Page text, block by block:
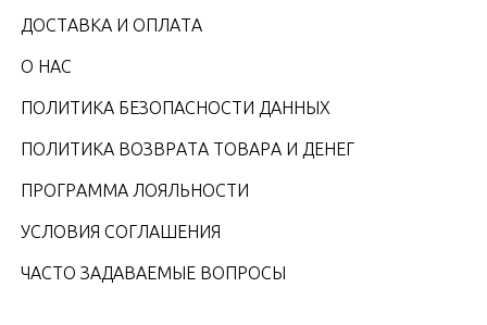
ДОСТАВКА И ОПЛАТА
О НАС
ПОЛИТИКА БЕЗОПАСНОСТИ ДАННЫХ
ПОЛИТИКА ВОЗВРАТА ТОВАРА И ДЕНЕГ
ПРОГРАММА ЛОЯЛЬНОСТИ
УСЛОВИЯ СОГЛАШЕНИЯ
ЧАСТО ЗАДАВАЕМЫЕ ВОПРОСЫ